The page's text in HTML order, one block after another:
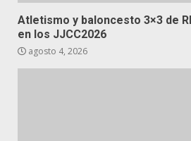
Atletismo y baloncesto 3×3 de
en los JJCC2026
agosto 4, 2026